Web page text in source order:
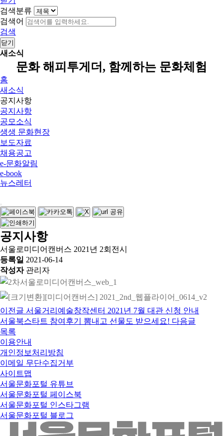
검색분류
검색어
검색
닫기
새소식
문화 해피투게더, 함께하는 문화체험
홈
새소식
공지사항
공지사항
공모소식
생생 문화현장
보도자료
채용공고
e-문화알림
e-book
뉴스레터
공지사항
서울로미디어캔버스 2021년 2회전시
등록일 2021-06-14
작성자 관리자
이전글 서울거리예술창작센터 2021년 7월 대관 신청 안내
서울북스타트 참여후기 뽐내고 선물도 받으세요! 다음글
목록
이용안내
개인정보처리방침
이메일 무단수집거부
사이트맵
서울문화포털 유튜브
서울문화포털 페이스북
서울문화포털 인스타그램
서울문화포털 블로그